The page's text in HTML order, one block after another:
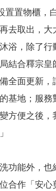
置置物櫃，
去取出，大
浴，除了行
結合釋宗皇
全面更新，
基地；服務
方便之後，
功能外，
合作「安心